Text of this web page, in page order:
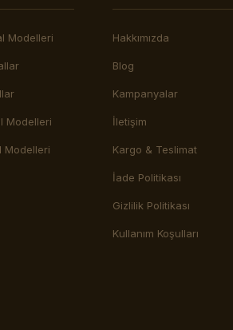
Modelleri
Modelleri
Modelleri
Hakkımızda
Blog
Kampanyalar
İletişim
Kargo & Teslimat
İade Politikası
Gizlilik Politikası
Kullanım Koşulları